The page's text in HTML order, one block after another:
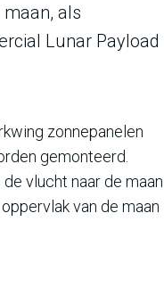
als
Lunar Payload
zonnepanelen
gemonteerd.
vlucht naar de maan
van de maan